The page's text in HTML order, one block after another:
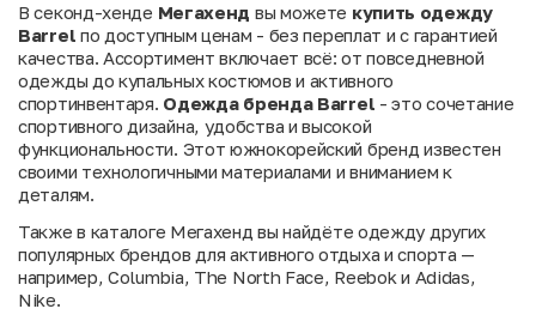
В секонд-хенде Мегахенд вы можете купить одежду
Barrel по доступным ценам - без переплат и с гарантией
качества. Ассортимент включает всё: от повседневной
одежды до купальных костюмов и активного
спортинвентаря. Одежда бренда Barrel - это сочетание
спортивного дизайна, удобства и высокой
функциональности. Этот южнокорейский бренд известен
своими технологичными материалами и вниманием к
деталям.
Также в каталоге Мегахенд вы найдёте одежду других
популярных брендов для активного отдыха и спорта —
например, Columbia, The North Face, Reebok и Adidas,
Nike.